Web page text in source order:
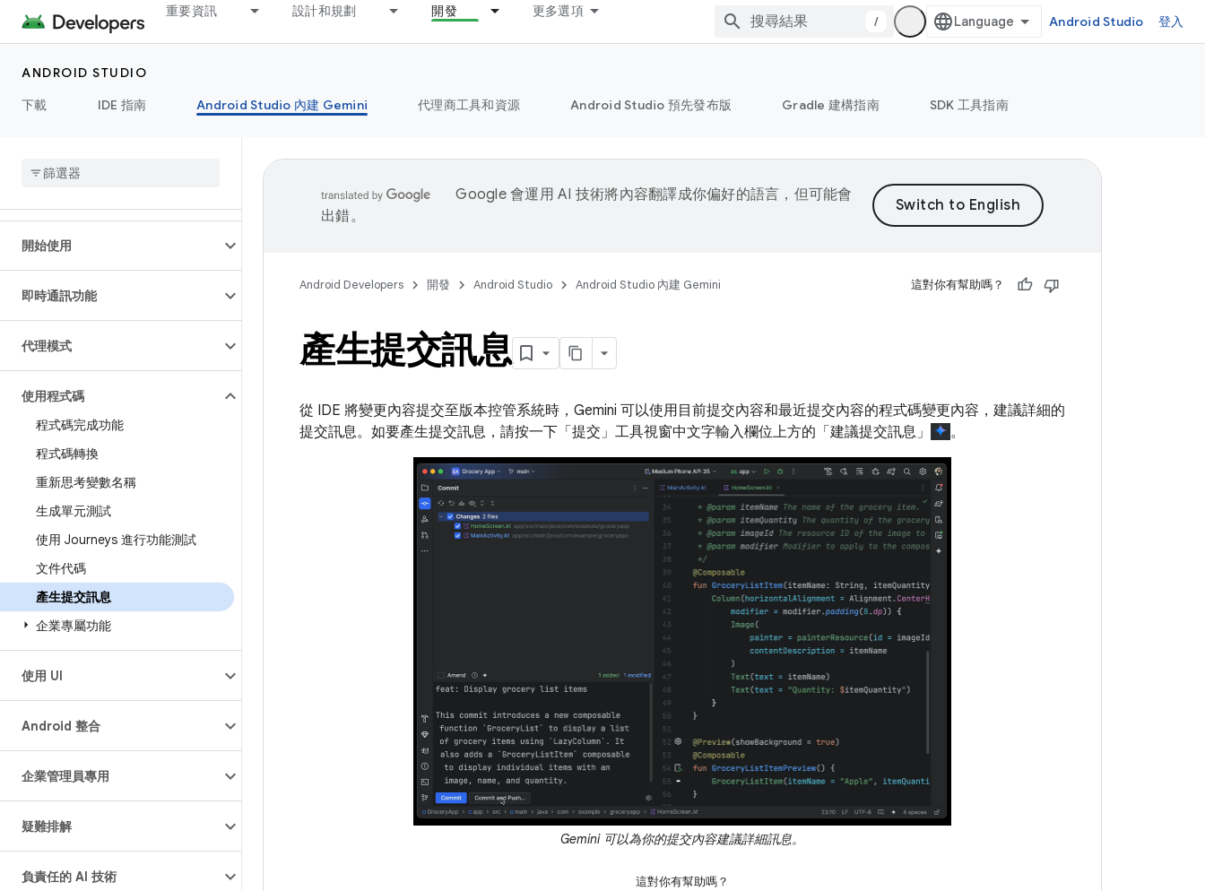
重要資訊 設計和規劃 開發 更多選項
/ Android Studio 登入
ANDROID STUDIO
下載
IDE 指南 Android Studio 內建 Gemini 代理商工具和資源 Android Studio 預先發布版 Gradle 建構指南 SDK 工具指南
開始使用
即時通訊功能
代理模式
使用程式碼
程式碼完成功能
程式碼轉換
重新思考變數名稱
生成單元測試
使用 Journeys 進行功能測試
文件代碼
產生提交訊息
企業專屬功能
使用 UI
Android 整合
企業管理員專用
疑難排解
負責任的 AI 技術
Google 會運用 AI 技術將內容翻譯成你偏好的語言，但可能會
出錯。
Android Developers 開發 Android Studio Android Studio 內建 Gemini 這對你有幫助嗎？
產生提交訊息
從 IDE 將變更內容提交至版本控管系統時，Gemini 可以使用目前提交內容和最近提交內容的程式碼變更內容，建議詳細的
提交訊息。如要產生提交訊息，請按一下「提交」 工具視窗中文字輸入欄位上方的「建議提交訊息」 。
Gemini 可以為你的提交內容建議詳細訊息。
這對你有幫助嗎？